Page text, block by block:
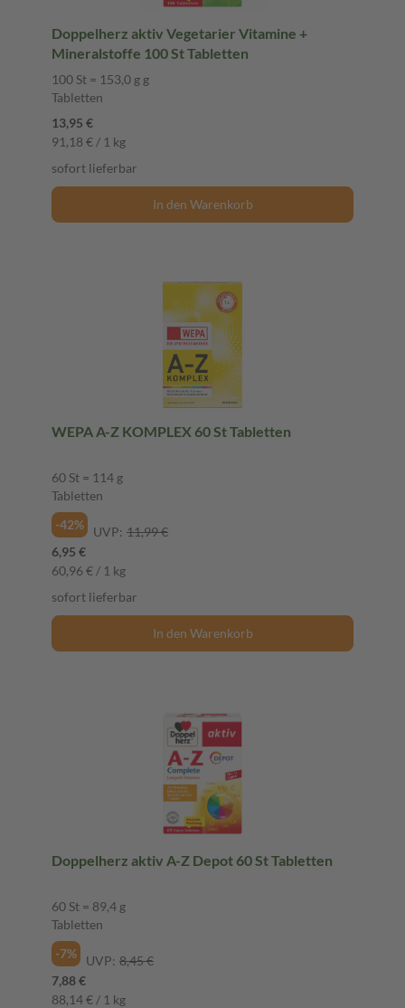
Doppelherz aktiv Vegetarier Vitamine +
Mineralstoffe 100 St Tabletten
100 St = 153,0 g g
Tabletten
13,95 €
91,18 € / 1 kg
sofort lieferbar
In den Warenkorb
WEPA A-Z KOMPLEX 60 St Tabletten
60 St = 114 g
Tabletten
-42%
UVP: 11,99 €
6,95 €
60,96 € / 1 kg
sofort lieferbar
In den Warenkorb
Doppelherz aktiv A-Z Depot 60 St Tabletten
60 St = 89,4 g
Tabletten
-7%
UVP: 8,45 €
7,88 €
88,14 € / 1 kg